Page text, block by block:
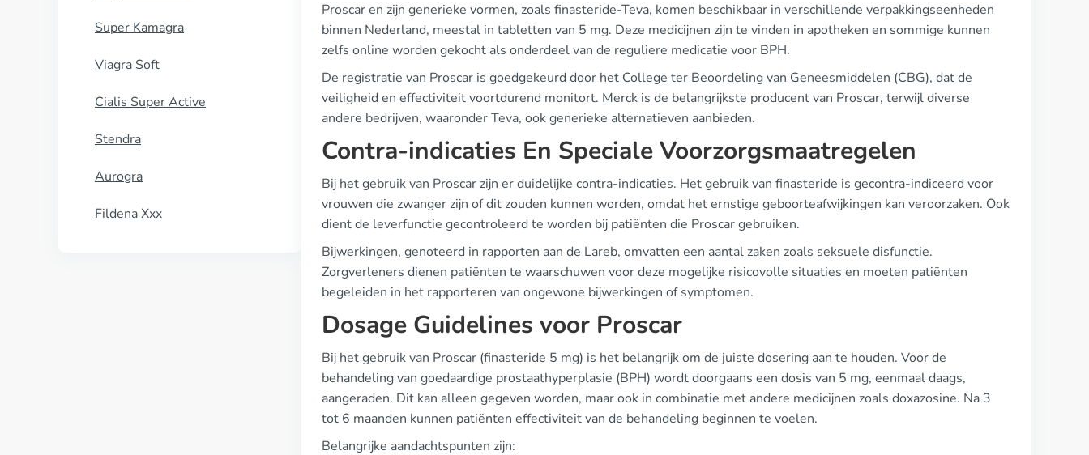
Super Kamagra
Viagra Soft
Cialis Super Active
Stendra
Aurogra
Fildena Xxx
Proscar en zijn generieke vormen, zoals finasteride-Teva, komen beschikbaar in verschillende verpakkingseenheden
binnen Nederland, meestal in tabletten van 5 mg. Deze medicijnen zijn te vinden in apotheken en sommige kunnen
zelfs online worden gekocht als onderdeel van de reguliere medicatie voor BPH.
De registratie van Proscar is goedgekeurd door het College ter Beoordeling van Geneesmiddelen (CBG), dat de
veiligheid en effectiviteit voortdurend monitort. Merck is de belangrijkste producent van Proscar, terwijl diverse
andere bedrijven, waaronder Teva, ook generieke alternatieven aanbieden.
Contra-indicaties En Speciale Voorzorgsmaatregelen
Bij het gebruik van Proscar zijn er duidelijke contra-indicaties. Het gebruik van finasteride is gecontra-indiceerd voor
vrouwen die zwanger zijn of dit zouden kunnen worden, omdat het ernstige geboorteafwijkingen kan veroorzaken. Ook
dient de leverfunctie gecontroleerd te worden bij patiënten die Proscar gebruiken.
Bijwerkingen, genoteerd in rapporten aan de Lareb, omvatten een aantal zaken zoals seksuele disfunctie.
Zorgverleners dienen patiënten te waarschuwen voor deze mogelijke risicovolle situaties en moeten patiënten
begeleiden in het rapporteren van ongewone bijwerkingen of symptomen.
Dosage Guidelines voor Proscar
Bij het gebruik van Proscar (finasteride 5 mg) is het belangrijk om de juiste dosering aan te houden. Voor de
behandeling van goedaardige prostaathyperplasie (BPH) wordt doorgaans een dosis van 5 mg, eenmaal daags,
aangeraden. Dit kan alleen gegeven worden, maar ook in combinatie met andere medicijnen zoals doxazosine. Na 3
tot 6 maanden kunnen patiënten effectiviteit van de behandeling beginnen te voelen.
Belangrijke aandachtspunten zijn: